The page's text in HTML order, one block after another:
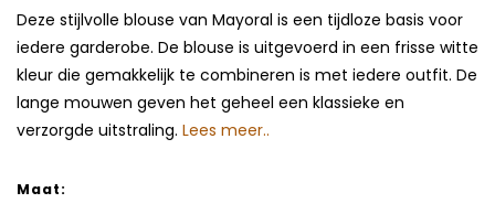
Deze stijlvolle blouse van Mayoral is een tijdloze basis voor
iedere garderobe. De blouse is uitgevoerd in een frisse witte
kleur die gemakkelijk te combineren is met iedere outfit. De
lange mouwen geven het geheel een klassieke en
verzorgde uitstraling. Lees meer..
Maat: